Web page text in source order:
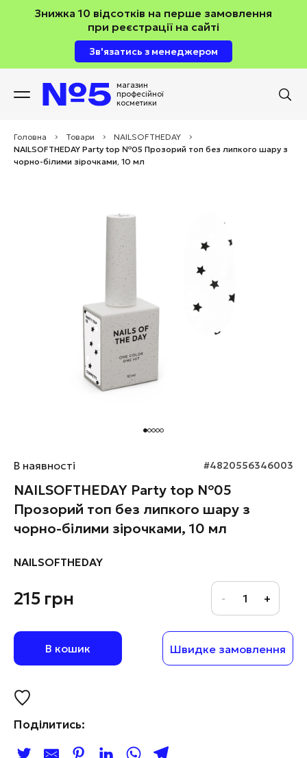
Знижка 10 відсотків на перше замовлення
при реєстрації на сайті
Зв'язатись з менеджером
магазин
професійної
косметики
Головна > Товари > NAILSOFTHEDAY
>
NAILSOFTHEDAY Party top №05 Прозорий топ без липкого шару з
чорно-білими зірочками, 10 мл
В наявності #4820556346003
NAILSOFTHEDAY Party top №05
Прозорий топ без липкого шару з
чорно-білими зірочками, 10 мл
NAILSOFTHEDAY
215 грн
В кошик Швидке замовлення
Поділитись: